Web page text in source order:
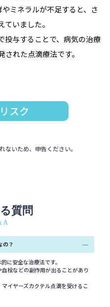
ミネラルが不足すると、さ
いました。
投与することで、病気の治療
れた点滴療法です。
スク
ないため、申告ください。
質問
の？
に安全な治療法です。
栓などの副作用が出ることがあり
イヤーズカクテル点滴を受けるこ